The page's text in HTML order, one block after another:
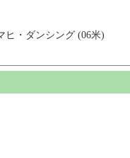
・ダンシング (06米)